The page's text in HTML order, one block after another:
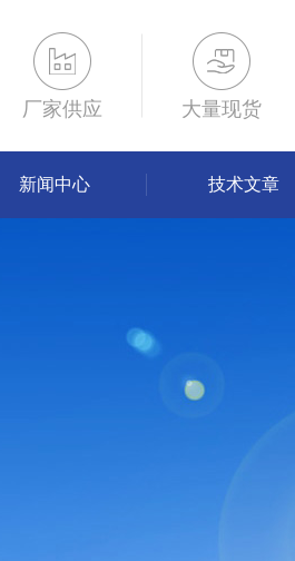
厂家供应 大量现货
新闻中心 技术文章